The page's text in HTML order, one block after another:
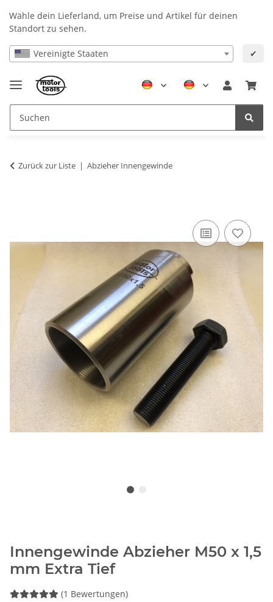
Wähle dein Lieferland, um Preise und Artikel für deinen
Standort zu sehen.
Vereinigte Staaten ✔
Zurück zur Liste Abzieher Innengewinde
Innengewinde Abzieher M50 x 1,5
mm Extra Tief
(1 Bewertungen)